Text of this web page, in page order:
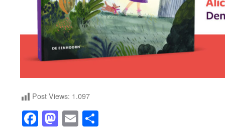
Post Views: 1.097
Facebook
Mastodon
Email